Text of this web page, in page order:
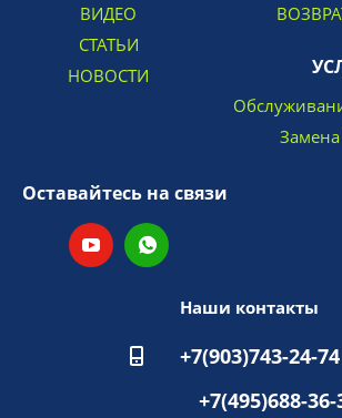
ВИДЕО
СТАТЬИ
НОВОСТИ
Замена
Оставайтесь на связи
Наши контакты
+7(903)743-24-74
+7(495)688-36-